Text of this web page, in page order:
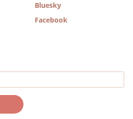
Bluesky
Facebook